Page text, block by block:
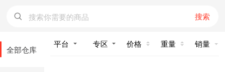
搜索
全部仓库
价格 重量 销量